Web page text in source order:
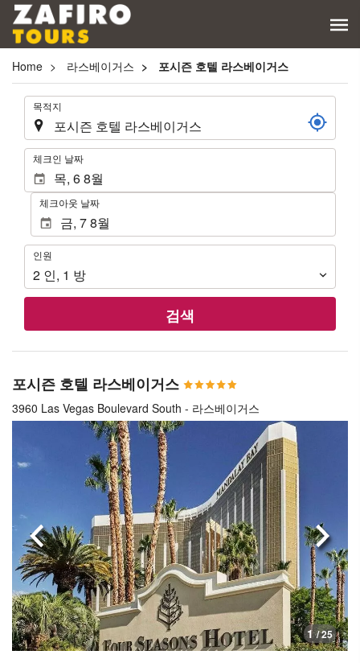
Home 라스베이거스 포시즌 호텔 라스베이거스
. 목적지
. 체크인 날짜
체크아웃 날짜
인
원
인원
2 인, 1 방
검색
포시즌 호텔 라스베이거스
3960 Las Vegas Boulevard South - 라스베이거스
1 / 25
이전으로 다음